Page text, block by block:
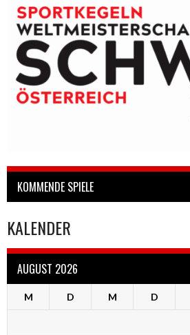
KOMMENDE SPIELE
KALENDER
AUGUST 2026
M D M D